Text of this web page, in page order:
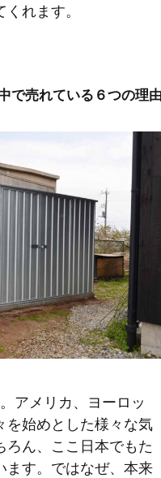
れます。
で売れている６つの理
アメリカ、ヨーロッ
を始めとした様々な気
ん、ここ日本でもた
ます。ではなぜ、本来